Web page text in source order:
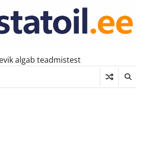
algab teadmistest